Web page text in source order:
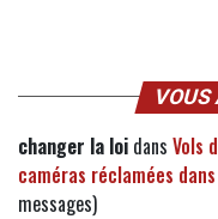
VOUS
changer la loi dans Vols
caméras réclamées
messages)